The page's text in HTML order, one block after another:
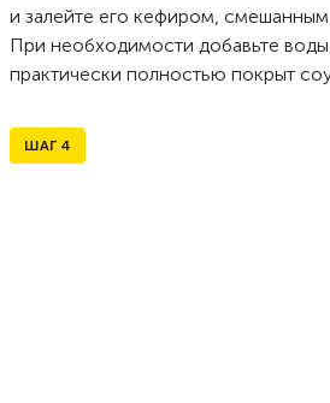
и залейте его кефиром,
При необходимости добавьте
практически полностью покрыт
ШАГ 4